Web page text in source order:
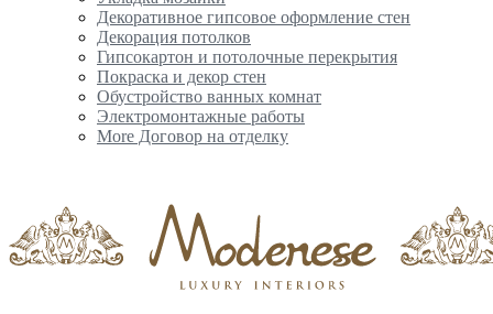
Декоративное гипсовое оформление стен
Декорация потолков
Гипсокартон и потолочные перекрытия
Покраска и декор стен
Обустройство ванных комнат
Электромонтажные работы
More Договор на отделку